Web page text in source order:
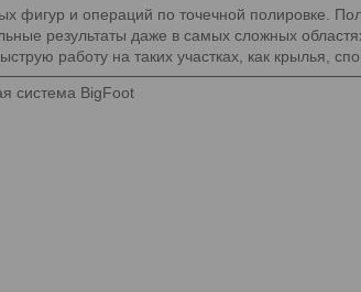
фигур и операций по точечной полировке.
результаты даже в самых сложных
работу на таких участках, как крылья,
система BigFoot